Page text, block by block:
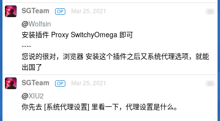
29
SGTeam OP Mar 25, 2021
@Wolfsin
安装插件 Proxy SwitchyOmega 即可
----
您说的很对，浏览器 安装这个插件之后又系统代理选项，就能
出国了
30
SGTeam OP Mar 25, 2021
@XIU2
你先去 [系统代理设置] 里看一下，代理设置是什么。